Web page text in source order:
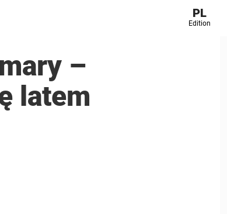
PL
Edition
–
latem